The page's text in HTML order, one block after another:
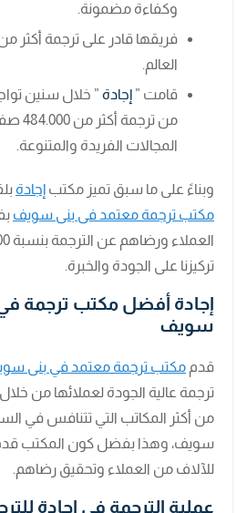
وكفاءة مضمونة.
العالم.
قامت ” إجادة ” خلال سنين
من
المجالات الفريدة والمتنوعة.
وبناءً على ما سبق تميز مكتب إجادة
مكتب ترجمة معتمد فى بنى سويف
تركيزنا على الجودة والخبرة.
إجادة أفضل مكتب ترجمة
سويف
قدم مكتب ترجمة معتمد في بنى
ترجمة عالية الجودة لعملائها من
من أكثر المكاتب التي تتنافس في
سويف، وهذا بفضل كون المكتب
للآلاف من العملاء وتحقيق رضاهم.
عملية الترجمة في إجادة